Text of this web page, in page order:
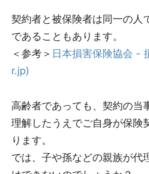
契約者と被保険者は同一の人
であることもあります。
＜参考＞ 日本損害保険協会 -
r.jp)
高齢者であっても、契約の当
理解したうえでご自身が保険
ります。
では、子や孫などの親族が代